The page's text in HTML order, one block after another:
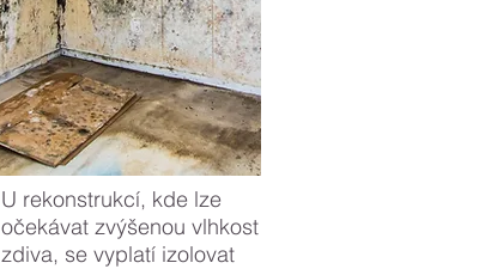
U rekonstrukcí, kde lze
očekávat zvýšenou vlhkost
zdiva, se vyplatí izolovat